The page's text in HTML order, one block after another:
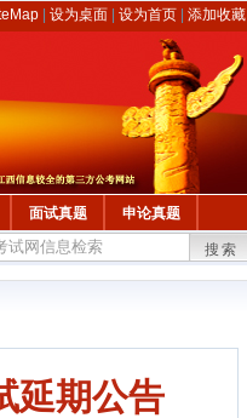
设为桌面 设为首页 添加收藏
面试真题 申论真题
搜索
延期公告